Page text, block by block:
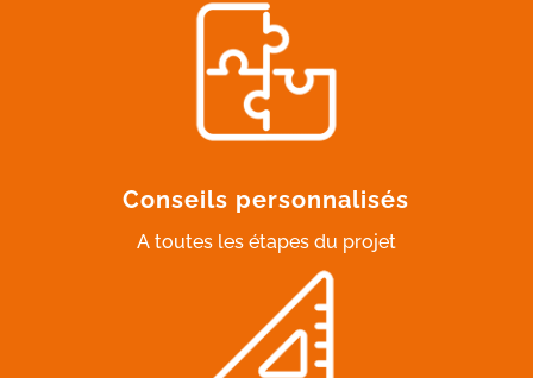
Conseils personnalisés
A toutes les étapes du projet